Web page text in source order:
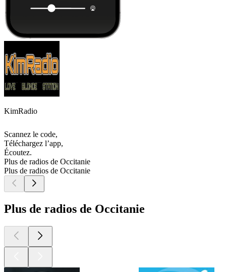
KimRadio
Scannez le code,
Téléchargez l’app,
Écoutez.
Plus de radios de Occitanie
Plus de radios de Occitanie
Plus de radios de Occitanie